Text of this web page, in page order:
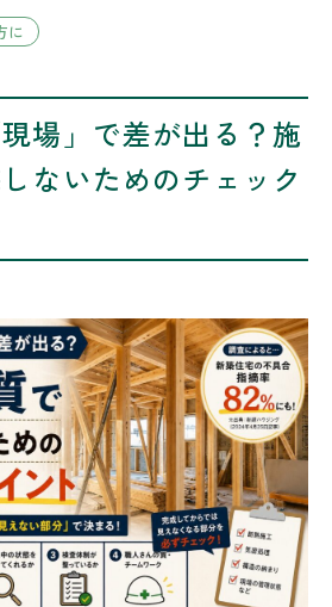
に
場」で差が出る？施
ないためのチェック